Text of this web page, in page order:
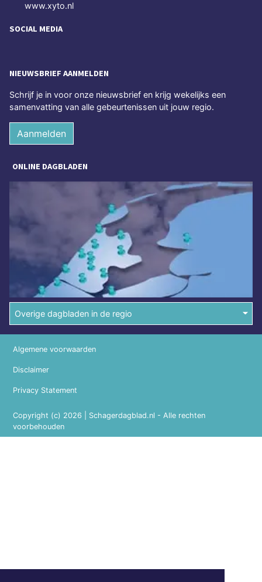
www.xyto.nl
SOCIAL MEDIA
NIEUWSBRIEF AANMELDEN
Schrijf je in voor onze nieuwsbrief en krijg wekelijks een
samenvatting van alle gebeurtenissen uit jouw regio.
Aanmelden
ONLINE DAGBLADEN
Overige dagbladen in de regio
Copyright (c) 2026 | Schagerdagblad.nl - Alle rechten
voorbehouden
Algemene voorwaarden
Disclaimer
Privacy Statement